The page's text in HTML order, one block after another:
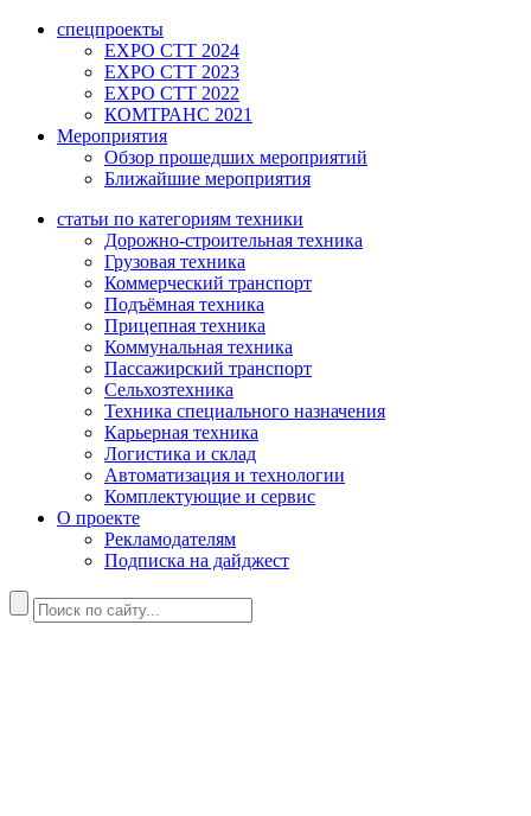
спецпроекты
EXPO CTT 2024
EXPO CTT 2023
EXPO CTT 2022
КОМТРАНС 2021
Мероприятия
Обзор прошедших мероприятий
Ближайшие мероприятия
статьи по категориям техники
Дорожно-строительная техника
Грузовая техника
Коммерческий транспорт
Подъёмная техника
Прицепная техника
Коммунальная техника
Пассажирский транспорт
Сельхозтехника
Техника специального назначения
Карьерная техника
Логистика и склад
Автоматизация и технологии
Комплектующие и сервис
О проекте
Рекламодателям
Подписка на дайджест